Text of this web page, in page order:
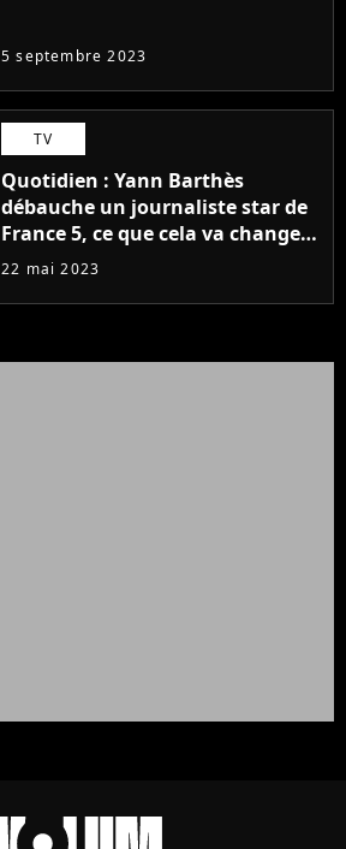
5 septembre 2023
TV
Quotidien : Yann Barthès
débauche un journaliste star de
France 5, ce que cela va changer
à la rentrée
22 mai 2023